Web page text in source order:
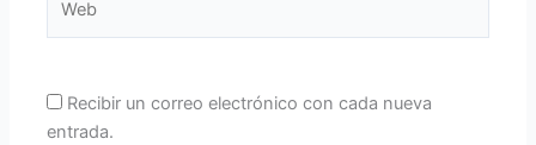
Recibir un correo electrónico con cada nueva
entrada.